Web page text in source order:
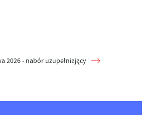
2026 - nabór uzupełniający